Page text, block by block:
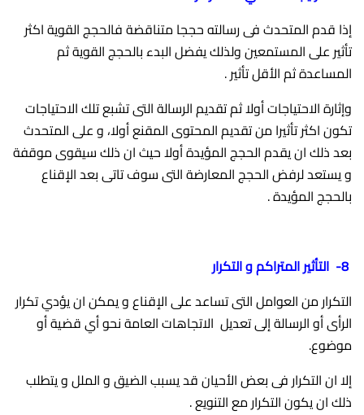
إذا قدم المتحدث فى رسالته حججا متناقضة فالحجج القوية اكثر
تأثير على المستمعين ولذلك يفضل البدء بالحجج القوية ثم
المساعدة ثم الأقل تأثير .
وإثارة الاحتياجات أولا ثم تقديم الرسالة التى تشبع تلك الاحتياجات
تكون اكثر تأثيرا من تقديم المحتوى المقنع أولا، و على المتحدث
بعد ذلك ان يقدم الحجج المؤيدة أولا حيث ان ذلك سيقوى موقفة
و يستعد لرفض الحجج المعارضة التى سوف تاتى بعد الإقناع
بالحجج المؤيدة .
8- التأثير المتراكم و التكرار
التكرار من العوامل التى تساعد على الإقناع و يمكن ان يؤدي تكرار
الرأى أو الرسالة إلى تعديل الاتجاهات العامة نحو أي قضية أو
موضوع.
إلا ان التكرار فى بعض الأحيان قد يسبب الضيق و الملل و يتطلب
ذلك ان يكون التكرار مع التنويع .